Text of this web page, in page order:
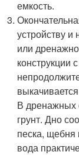
емкость.
устройству
или
конструкции
В дренажных
грунт. Дно
песка, щебня
вода